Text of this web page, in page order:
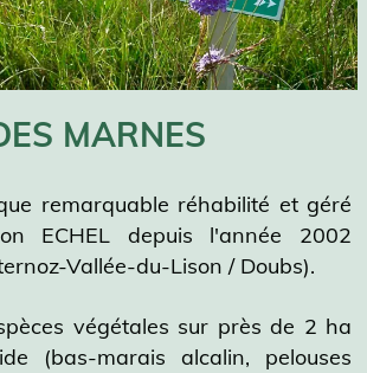
MARNES
remarquable réhabilité et géré
ECHEL depuis l'année 2002
Vallée-du-Lison / Doubs).
végétales sur près de 2 ha
(bas-marais alcalin, pelouses